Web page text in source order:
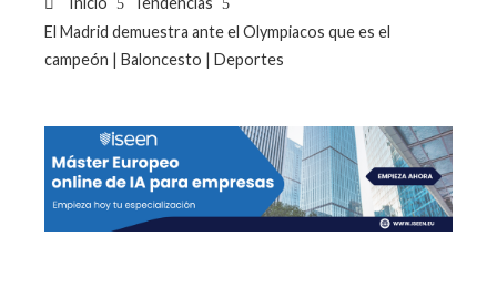
El Madrid demuestra ante el Olympiacos que es el
campeón | Baloncesto | Deportes